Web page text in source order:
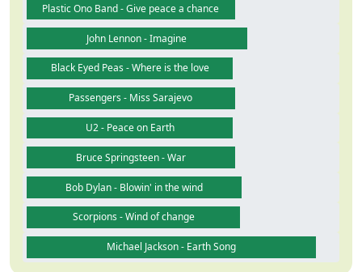
Plastic Ono Band - Give peace a chance
John Lennon - Imagine
Black Eyed Peas - Where is the love
Passengers - Miss Sarajevo
U2 - Peace on Earth
Bruce Springsteen - War
Bob Dylan - Blowin' in the wind
Scorpions - Wind of change
Michael Jackson - Earth Song